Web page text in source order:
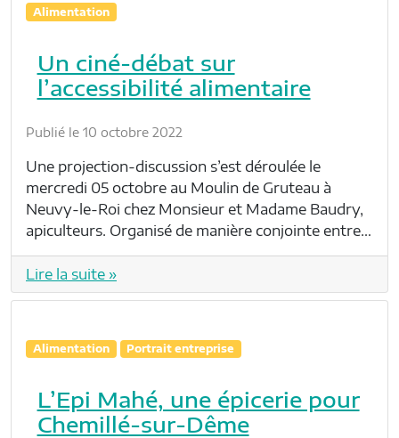
Alimentation
Un ciné-débat sur
l’accessibilité alimentaire
Publié le 10 octobre 2022
Une projection-discussion s’est déroulée le
mercredi 05 octobre au Moulin de Gruteau à
Neuvy-le-Roi chez Monsieur et Madame Baudry,
apiculteurs. Organisé de manière conjointe entre…
Lire la suite »
Alimentation Portrait entreprise
L’Epi Mahé, une épicerie pour
Chemillé-sur-Dême